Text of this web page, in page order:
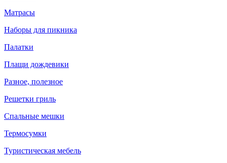
Матрасы
Наборы для пикника
Палатки
Плащи дождевики
Разное, полезное
Решетки гриль
Спальные мешки
Термосумки
Туристическая мебель